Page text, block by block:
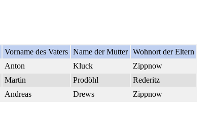
Vorname des Vaters Name der Mutter Wohnort der Eltern
Anton Kluck
Zippnow
Martin Prodöhl
Rederitz
Andreas Drews Zippnow